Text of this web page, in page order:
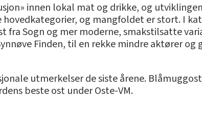
innen lokal mat og drikke, og
og mangfoldet er stort. I
fra Sogn og mer moderne, smakstilsatte
Finden, til en rekke mindre aktører og
utmerkelser de siste årene.
beste ost under Oste-VM.